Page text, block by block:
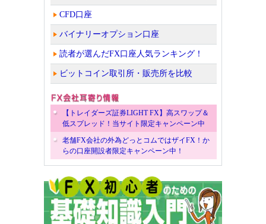
CFD口座
バイナリーオプション口座
読者が選んだFX口座人気ランキング！
ビットコイン取引所・販売所を比較
【トレイダーズ証券LIGHT FX】高スワップ＆
低スプレッド！当サイト限定キャンペーン中
老舗FX会社の外為どっとコムではザイFX！か
らの口座開設者限定キャンペーン中！